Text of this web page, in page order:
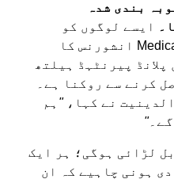
بندی شدہ
ایسے لوگوں کو
روکنے کی کوشش میں جو Medicaid انشورنس کا
پیرنٹہڈ ہیلتھ
کرنے سے روکنا ہے۔
نے کہا، "ہم
لڑائی ہوگی؛ ہر ایک
ہونی چاہیے کہ ان